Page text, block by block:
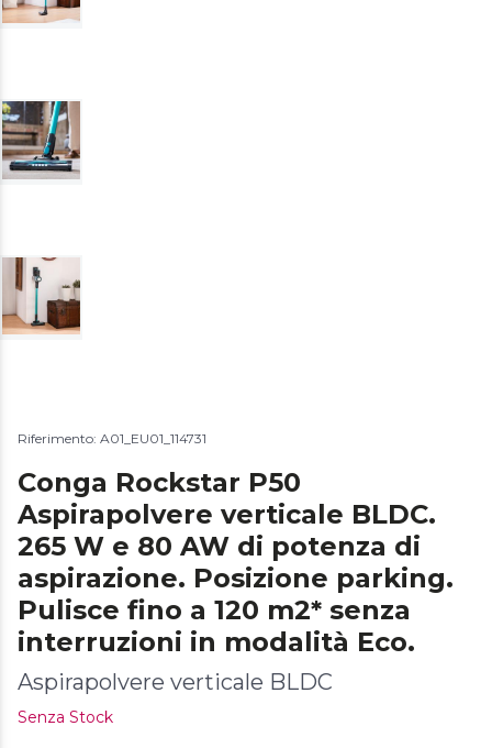
Riferimento: A01_EU01_114731
Conga Rockstar P50
Aspirapolvere verticale BLDC.
265 W e 80 AW di potenza di
aspirazione. Posizione parking.
Pulisce fino a 120 m2* senza
interruzioni in modalità Eco.
Aspirapolvere verticale BLDC
Senza Stock